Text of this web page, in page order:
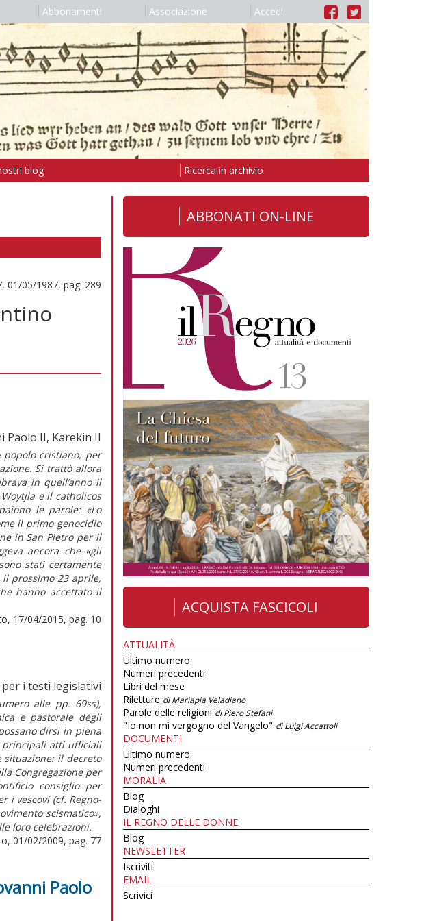
Abbonamenti Associazione Accedi
blog Ricerca in archivio
01/05/1987, pag. 289
Paolo II, Karekin II
popolo cristiano, per
Si trattò allora
in quell’anno il
e il catholicos
le parole: «Lo
il primo genocidio
in San Pietro per il
ancora che «gli
stati certamente
prossimo 23 aprile,
hanno accettato il
17/04/2015, pag. 10
per i testi legislativi
alle pp. 69ss),
e pastorale degli
dirsi in piena
principali atti ufficiali
il decreto
Congregazione per
consiglio per
i vescovi (cf. Regno-
scismatico»,
loro celebrazioni.
01/02/2009, pag. 77
Paolo
ABBONATI ON-LINE
ACQUISTA FASCICOLI
ATTUALITÀ
Ultimo numero
Numeri precedenti
Libri del mese
Riletture di Mariapia Veladiano
Parole delle religioni di Piero Stefani
"Io non mi vergogno del Vangelo" di Luigi Accattoli
DOCUMENTI
Ultimo numero
Numeri precedenti
MORALIA
Blog
Dialoghi
IL REGNO DELLE DONNE
Blog
NEWSLETTER
Iscriviti
EMAIL
Scrivici